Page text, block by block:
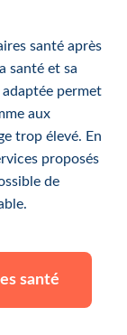
santé après
santé et sa
permet
aux
trop élevé. En
proposés
de
santé